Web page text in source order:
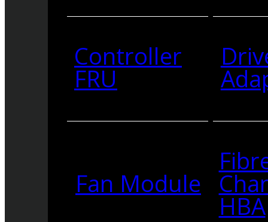
Controller
FRU
Fan Module
HBA